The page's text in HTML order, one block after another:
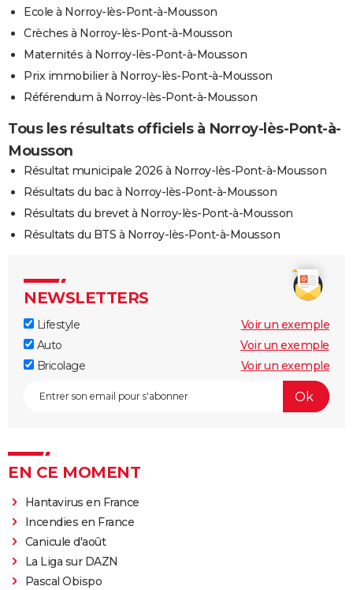
Ecole à Norroy-lès-Pont-à-Mousson
Crèches à Norroy-lès-Pont-à-Mousson
Maternités à Norroy-lès-Pont-à-Mousson
Prix immobilier à Norroy-lès-Pont-à-Mousson
Référendum à Norroy-lès-Pont-à-Mousson
Tous les résultats officiels à Norroy-lès-Pont-à-
Mousson
Résultat municipale 2026 à Norroy-lès-Pont-à-Mousson
Résultats du bac à Norroy-lès-Pont-à-Mousson
Résultats du brevet à Norroy-lès-Pont-à-Mousson
Résultats du BTS à Norroy-lès-Pont-à-Mousson
NEWSLETTERS
Lifestyle
Voir un exemple
Auto
Voir un exemple
Bricolage
Voir un exemple
EN CE MOMENT
Hantavirus en France
Incendies en France
Canicule d'août
La Liga sur DAZN
Pascal Obispo